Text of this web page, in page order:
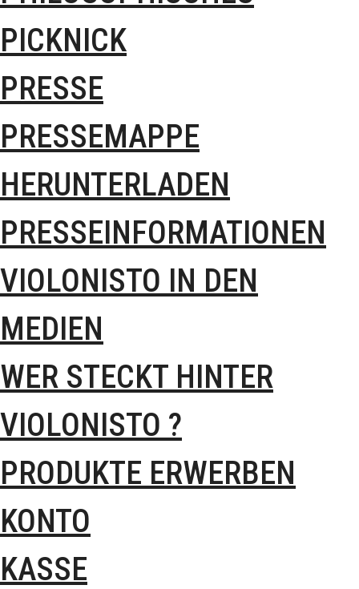
PICKNICK
PRESSE
PRESSEMAPPE
HERUNTERLADEN
PRESSEINFORMATIONEN
VIOLONISTO IN DEN
MEDIEN
WER STECKT HINTER
VIOLONISTO ?
PRODUKTE ERWERBEN
KONTO
KASSE